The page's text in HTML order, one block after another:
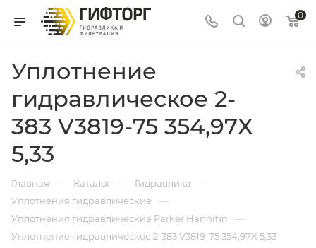
0
Уплотнение
гидравлическое 2-
383 V3819-75 354,97X
5,33
Главная — Каталог — Гидравлика —
Уплотнения гидравлические —
Уплотнения гидравлические Parker Hannifin —
Уплотнение гидравлическое 2-383 V3819-75 354,97X 5,33